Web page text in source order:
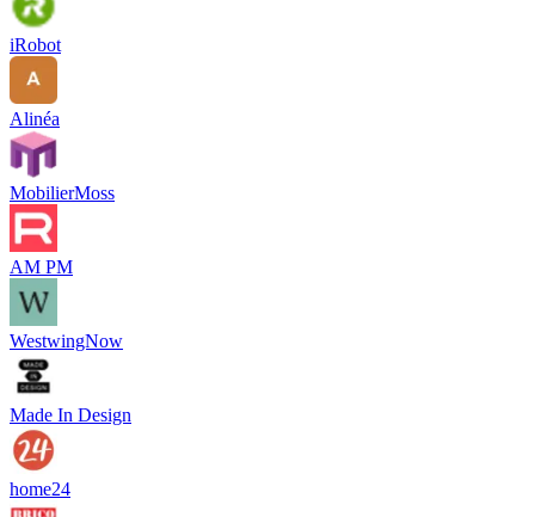
iRobot
Alinéa
MobilierMoss
AM PM
WestwingNow
Made In Design
home24